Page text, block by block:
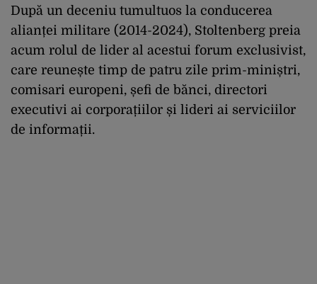
După un deceniu tumultuos la conducerea
alianței militare (2014-2024), Stoltenberg preia
acum rolul de lider al acestui forum exclusivist,
care reunește timp de patru zile prim-miniștri,
comisari europeni, șefi de bănci, directori
executivi ai corporațiilor și lideri ai serviciilor
de informații.